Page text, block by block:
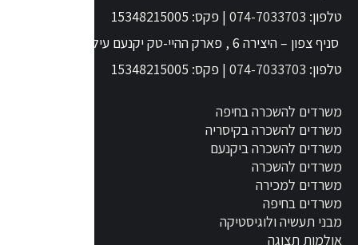
טלפון: 074-7033703 | פקס: 15348215005
סניף צפון – היצירה 6 , פארק ההיי-טק יקנעם עילית
טלפון: 074-7033703 | פקס: 15348215005
משרדים להשכרה בחיפה
משרדים להשכרה בקיסריה
משרדים להשכרה ביקנעם
משרדים להשכרה
משרדים למכירה
משרדים בחיפה
מבני תעשיה ולוגיסטיקה
אולמות תצוגה